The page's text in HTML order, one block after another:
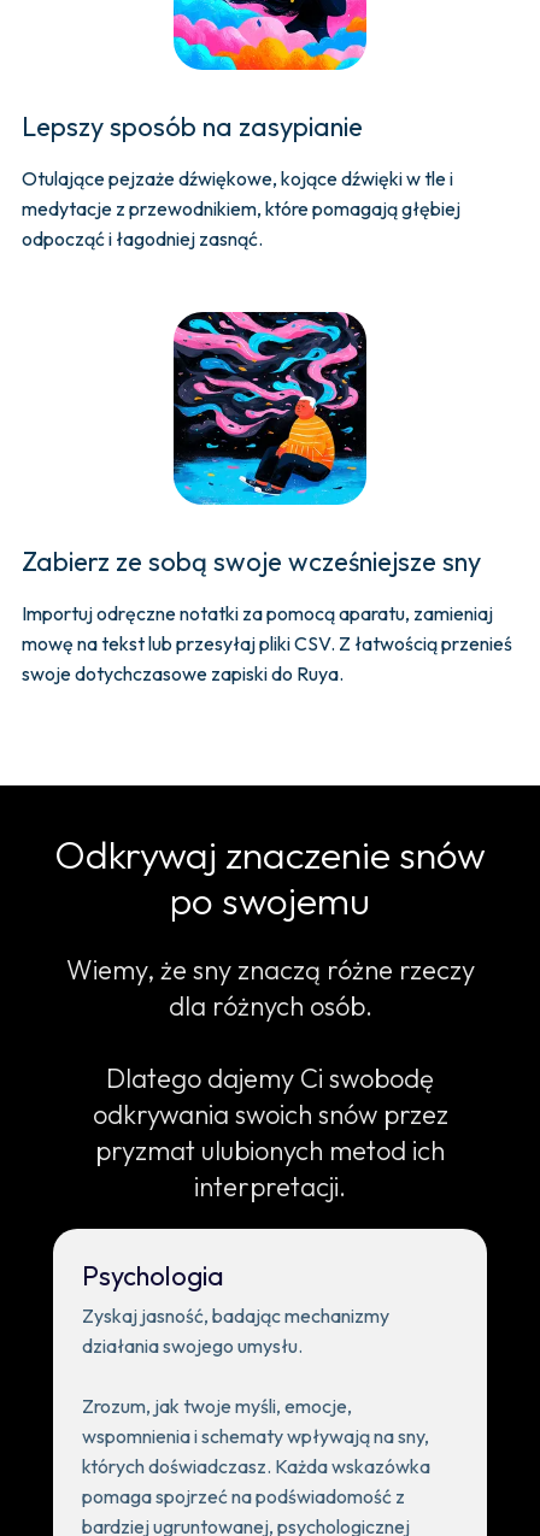
Lepszy sposób na zasypianie
Otulające pejzaże dźwiękowe, kojące dźwięki w tle i
medytacje z przewodnikiem, które pomagają głębiej
odpocząć i łagodniej zasnąć.
Zabierz ze sobą swoje wcześniejsze sny
Importuj odręczne notatki za pomocą aparatu, zamieniaj
mowę na tekst lub przesyłaj pliki CSV. Z łatwością przenieś
swoje dotychczasowe zapiski do Ruya.
Odkrywaj znaczenie snów
po swojemu
Wiemy, że sny znaczą różne rzeczy
dla różnych osób.
Dlatego dajemy Ci swobodę
odkrywania swoich snów przez
pryzmat ulubionych metod ich
interpretacji.
Psychologia
Zyskaj jasność, badając mechanizmy
działania swojego umysłu.
Zrozum, jak twoje myśli, emocje,
wspomnienia i schematy wpływają na sny,
których doświadczasz. Każda wskazówka
pomaga spojrzeć na podświadomość z
bardziej ugruntowanej, psychologicznej